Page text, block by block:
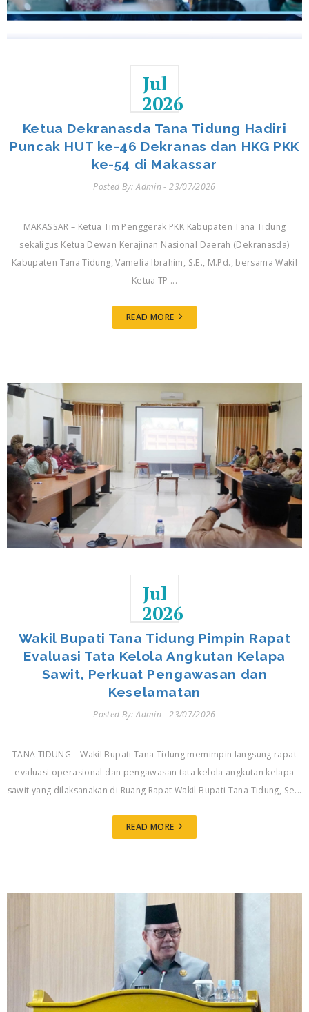
Jul
2026
Ketua Dekranasda Tana Tidung Hadiri
Puncak HUT ke-46 Dekranas dan HKG PKK
ke-54 di Makassar
Posted By: Admin - 23/07/2026
MAKASSAR – Ketua Tim Penggerak PKK Kabupaten Tana Tidung
sekaligus Ketua Dewan Kerajinan Nasional Daerah (Dekranasda)
Kabupaten Tana Tidung, Vamelia Ibrahim, S.E., M.Pd., bersama Wakil
Ketua TP ...
READ MORE
Jul
2026
Wakil Bupati Tana Tidung Pimpin Rapat
Evaluasi Tata Kelola Angkutan Kelapa
Sawit, Perkuat Pengawasan dan
Keselamatan
Posted By: Admin - 23/07/2026
TANA TIDUNG – Wakil Bupati Tana Tidung memimpin langsung rapat
evaluasi operasional dan pengawasan tata kelola angkutan kelapa
sawit yang dilaksanakan di Ruang Rapat Wakil Bupati Tana Tidung, Se...
READ MORE